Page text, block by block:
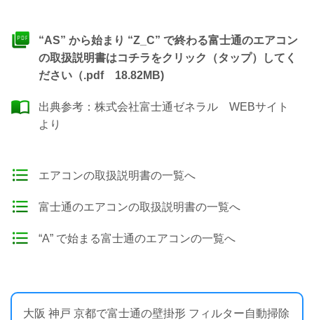
“AS” から始まり “Z_C” で終わる富士通のエアコン
の取扱説明書はコチラをクリック（タップ）してく
ださい（.pdf 18.82MB)
出典参考： 株式会社富士通ゼネラル WEBサイト
より
エアコンの取扱説明書の一覧へ
富士通のエアコンの取扱説明書の一覧へ
“A” で始まる富士通のエアコンの一覧へ
大阪 神戸 京都で富士通の壁掛形 フィルター自動掃除